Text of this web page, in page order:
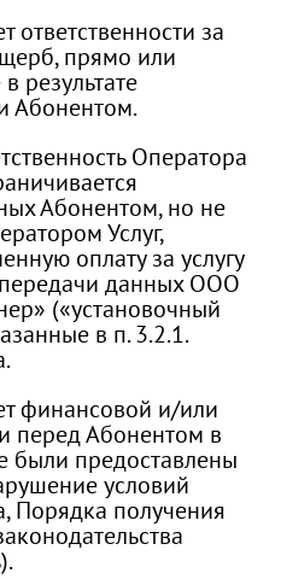
ответственности за
прямо или
результате
Абонентом.
Оператора
Абонентом, но не
Услуг,
оплату за услугу
данных ООО
(«установочный
в п. 3.2.1.
финансовой и/или
перед Абонентом в
были предоставлены
условий
Порядка получения